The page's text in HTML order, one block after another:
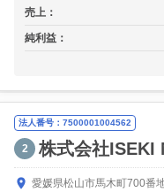
売上：
純利益：
法人番号：7500001004562
2 株式会社ISEKI
愛媛県松山市馬木町700番